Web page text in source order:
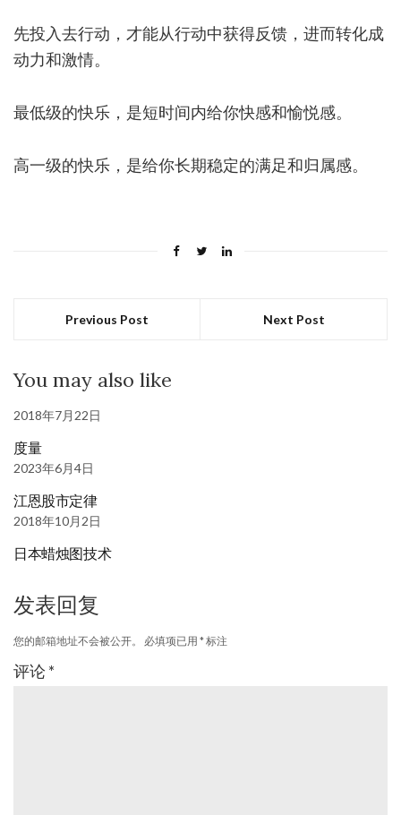
先投入去行动，才能从行动中获得反馈，进而转化成
动力和激情。
最低级的快乐，是短时间内给你快感和愉悦感。
高一级的快乐，是给你长期稳定的满足和归属感。
Previous Post Next Post
You may also like
2018年7月22日
度量
2023年6月4日
江恩股市定律
2018年10月2日
日本蜡烛图技术
发表回复
您的邮箱地址不会被公开。 必填项已用 *标注
评论 *